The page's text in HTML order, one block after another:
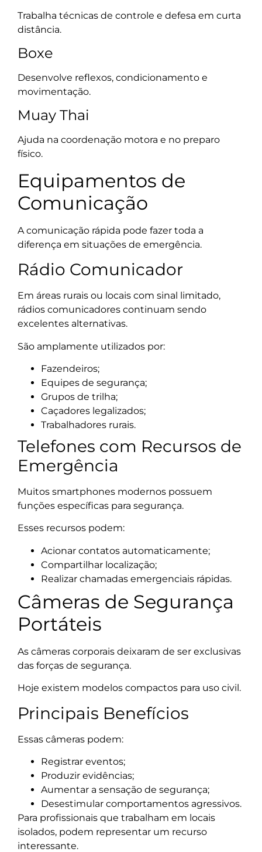
Trabalha técnicas de controle e defesa em curta
distância.
Boxe
Desenvolve reflexos, condicionamento e
movimentação.
Muay Thai
Ajuda na coordenação motora e no preparo
físico.
Equipamentos de
Comunicação
A comunicação rápida pode fazer toda a
diferença em situações de emergência.
Rádio Comunicador
Em áreas rurais ou locais com sinal limitado,
rádios comunicadores continuam sendo
excelentes alternativas.
São amplamente utilizados por:
Fazendeiros;
Equipes de segurança;
Grupos de trilha;
Caçadores legalizados;
Trabalhadores rurais.
Telefones com Recursos de
Emergência
Muitos smartphones modernos possuem
funções específicas para segurança.
Esses recursos podem:
Acionar contatos automaticamente;
Compartilhar localização;
Realizar chamadas emergenciais rápidas.
Câmeras de Segurança
Portáteis
As câmeras corporais deixaram de ser exclusivas
das forças de segurança.
Hoje existem modelos compactos para uso civil.
Principais Benefícios
Essas câmeras podem:
Registrar eventos;
Produzir evidências;
Aumentar a sensação de segurança;
Desestimular comportamentos agressivos.
Para profissionais que trabalham em locais
isolados, podem representar um recurso
interessante.